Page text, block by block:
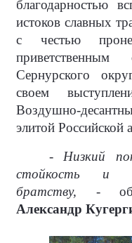
благодарностью
истоков славных
с честью
Сернурского
своем
Воздушно-
элитой Российской
- Низкий
стойкость и
братству, -
Александр